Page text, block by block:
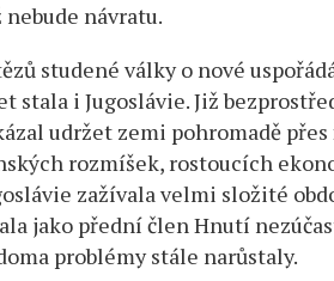
návratu.
studené války o nové
stala i Jugoslávie. Již
udržet zemi pohromadě
rozmíšek, rostoucích
zažívala velmi složité
jako přední člen Hnutí
problémy stále narůstaly.